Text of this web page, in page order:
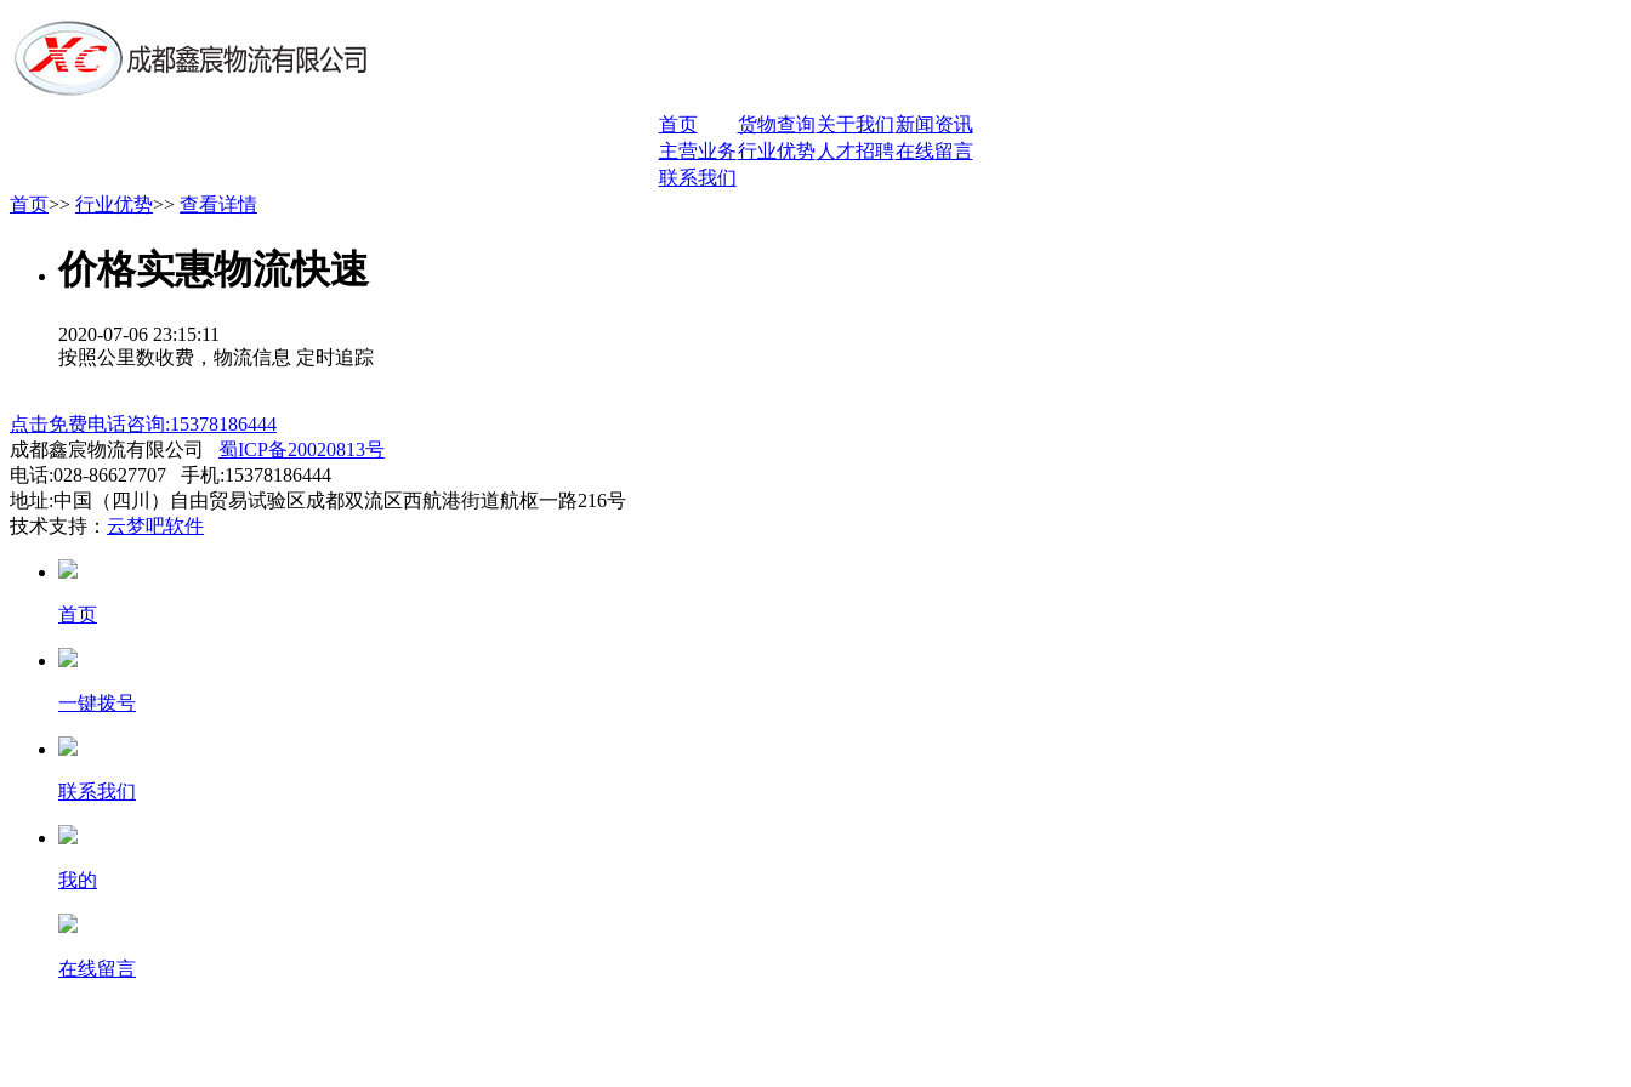
首页 货物查询关于我们新闻资讯
主营业务行业优势 人才招聘在线留言
联系我们
首页>> 行业优势>> 查看详情
价格实惠物流快速
2020-07-06 23:15:11
按照公里数收费，物流信息 定时追踪
点击免费电话咨询:15378186444
成都鑫宸物流有限公司 蜀ICP备20020813号
电话:028-86627707 手机:15378186444
地址:中国（四川）自由贸易试验区成都双流区西航港街道航枢一路216号
技术支持： 云梦吧软件
首页
一键拨号
联系我们
我的
在线留言